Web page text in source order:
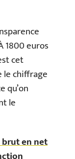
1800 euros
cet
le chiffrage
qu’on
le
brut en net